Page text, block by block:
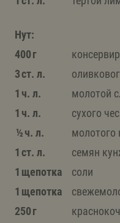
Нут:
400 г
3 ст. л.
1 ч. л.
молотой
1 ч. л.
сухого
½ ч. л.
молотого
1 ст. л.
семян
1 щепотка
соли
1 щепотка
250 г